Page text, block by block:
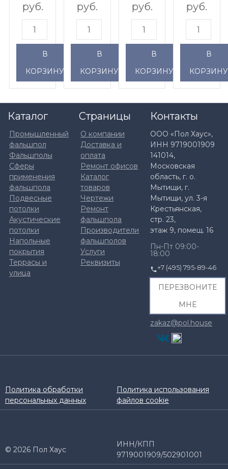
мм),
верх
антистатический
Forbo
Emerald
Epica
5135,
снизу
оцинкованная
сталь
0.5мм
руб.
В
КОРЗИНУ
руб.
В
КОРЗИНУ
мм),
верх
антистатический
Forbo
Emerald
Ever
FR
50004,
снизу
оцинкованная
сталь
0.5мм
руб.
В
КОРЗИНУ
руб.
В
КОРЗИНУ
Контакты
ООО «Пол Хаус»,
ИНН 9719001909
141014,
Московская
область, г. о.
Мытищи, г.
Мытищи, ул. 3-я
Крестьянская,
стр. 23,
этаж 9, помещ. 16
Пн-Пт 09:00-
18:00
+7 (495) 795-89-46
ПЕРЕЗВОНИТЕ
МНЕ
zakaz@pol.house
Каталог
Промышленный
фальшпол
Фальшполы
Сферы
применения
фальшпола
Подвесные
потолки
Акустические
потолки
Напольные
покрытия
Террасы и
улица
Страницы
О компании
Доставка и
оплата
Ремонт офисов
Каталог
товаров
Чертежи
Ремонт
фальшпола
Производители
фальшполов
Услуги
Реквизиты
Политика обработки
персональных данных
Политика использования
файлов cookie
© 2026 Пол Хаус
ИНН/КПП
9719001909/502901001